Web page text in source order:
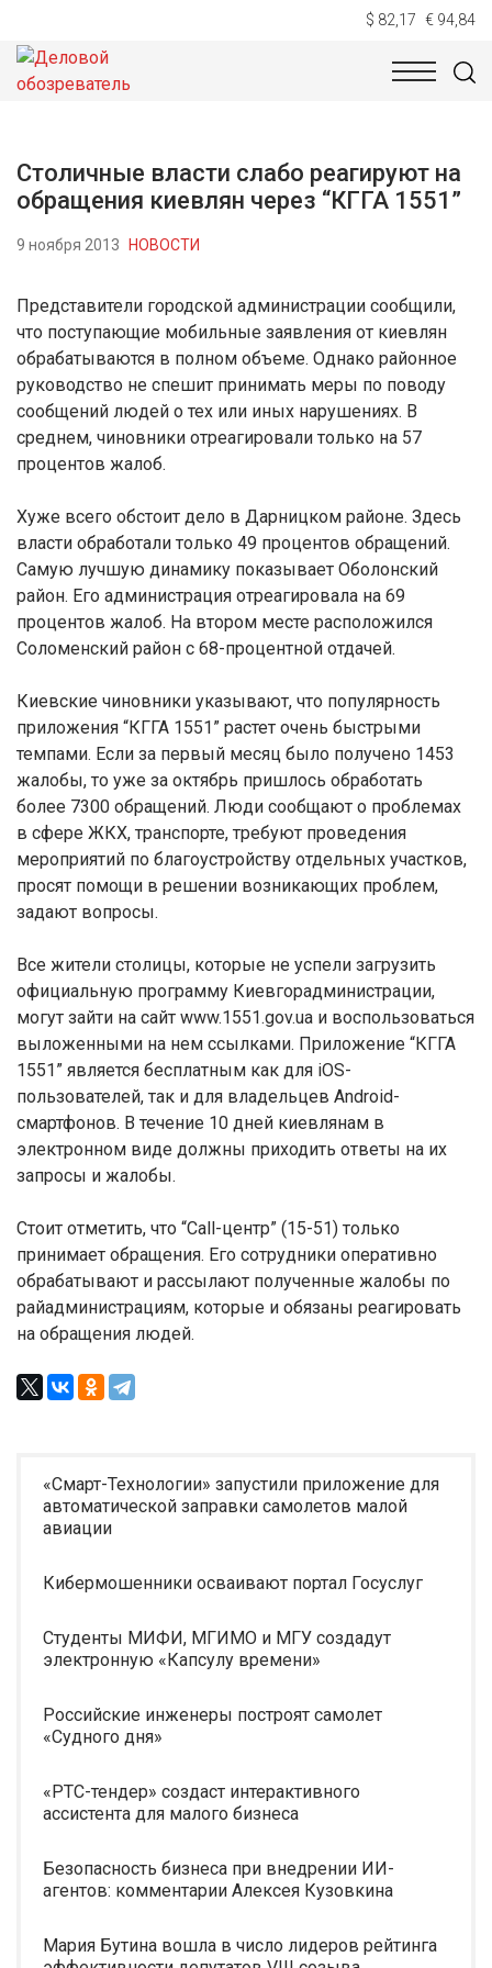
$ 82,17 € 94,84
НОВОСТИ
Столичные власти слабо реагируют на
обращения киевлян через “КГГА 1551”
9 ноября 2013 НОВОСТИ
Представители городской администрации сообщили,
что поступающие мобильные заявления от киевлян
обрабатываются в полном объеме. Однако районное
руководство не спешит принимать меры по поводу
сообщений людей о тех или иных нарушениях. В
среднем, чиновники отреагировали только на 57
процентов жалоб.
Хуже всего обстоит дело в Дарницком районе. Здесь
власти обработали только 49 процентов обращений.
Самую лучшую динамику показывает Оболонский
район. Его администрация отреагировала на 69
процентов жалоб. На втором месте расположился
Соломенский район с 68-процентной отдачей.
Киевские чиновники указывают, что популярность
приложения “КГГА 1551” растет очень быстрыми
темпами. Если за первый месяц было получено 1453
жалобы, то уже за октябрь пришлось обработать
более 7300 обращений. Люди сообщают о проблемах
в сфере ЖКХ, транспорте, требуют проведения
мероприятий по благоустройству отдельных участков,
просят помощи в решении возникающих проблем,
задают вопросы.
Все жители столицы, которые не успели загрузить
официальную программу Киевгорадминистрации,
могут зайти на сайт www.1551.gov.ua и воспользоваться
выложенными на нем ссылками. Приложение “КГГА
1551” является бесплатным как для iOS-
пользователей, так и для владельцев Android-
смартфонов. В течение 10 дней киевлянам в
электронном виде должны приходить ответы на их
запросы и жалобы.
Стоит отметить, что “Call-центр” (15-51) только
принимает обращения. Его сотрудники оперативно
обрабатывают и рассылают полученные жалобы по
райадминистрациям, которые и обязаны реагировать
на обращения людей.
«Смарт-Технологии» запустили приложение для
автоматической заправки самолетов малой
авиации
Кибермошенники осваивают портал Госуслуг
Студенты МИФИ, МГИМО и МГУ создадут
электронную «Капсулу времени»
Российские инженеры построят самолет
«Судного дня»
«РТС-тендер» создаст интерактивного
ассистента для малого бизнеса
Безопасность бизнеса при внедрении ИИ-
агентов: комментарии Алексея Кузовкина
Мария Бутина вошла в число лидеров рейтинга